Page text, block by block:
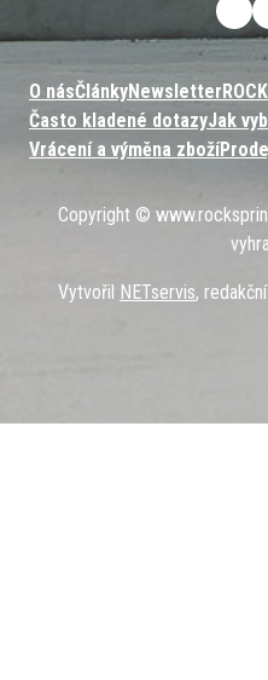
O násČlánkyNewsletter
Často kladené dotazyJak
Vrácení a výměna zboží
Copyright ©
Vytvořil NETservis,